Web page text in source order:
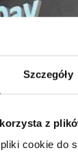
Szczegóły
z
cookie do